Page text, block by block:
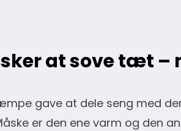
at sove tæt –
gave at dele seng med
er den ene varm og den